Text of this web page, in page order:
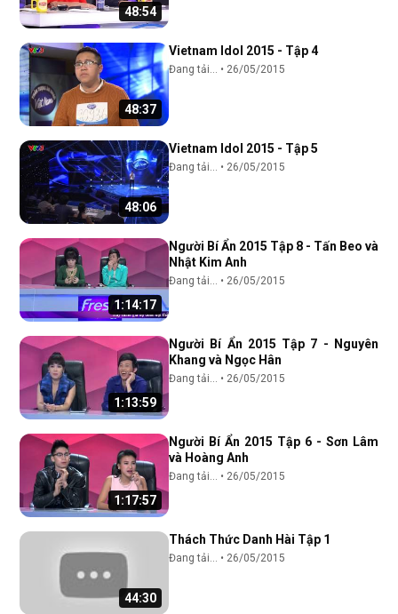
48:54
48:37
Vietnam Idol 2015 - Tập 4
Đang tải... • 26/05/2015
48:06
Vietnam Idol 2015 - Tập 5
Đang tải... • 26/05/2015
1:14:17
Người Bí Ẩn 2015 Tập 8 - Tấn Beo và
Nhật Kim Anh
Đang tải... • 26/05/2015
1:13:59
Người Bí Ẩn 2015 Tập 7 - Nguyên
Khang và Ngọc Hân
Đang tải... • 26/05/2015
1:17:57
Người Bí Ẩn 2015 Tập 6 - Sơn Lâm
và Hoàng Anh
Đang tải... • 26/05/2015
44:30
Thách Thức Danh Hài Tập 1
Đang tải... • 26/05/2015